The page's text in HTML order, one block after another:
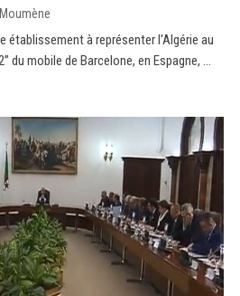
établissement à représenter l'Algérie au
du mobile de Barcelone, en Espagne, ...